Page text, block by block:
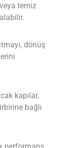
temiz
dönüş
kapılar,
bağlı